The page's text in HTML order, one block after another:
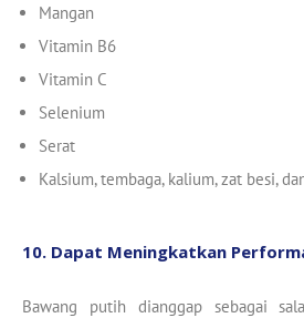
Mangan
Vitamin B6
Vitamin C
Selenium
Serat
Kalsium, tembaga, kalium, zat besi,
10. Dapat Meningkatkan
Bawang putih dianggap sebagai